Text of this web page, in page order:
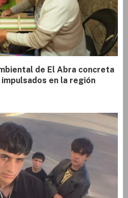
de El Abra concreta
en la región